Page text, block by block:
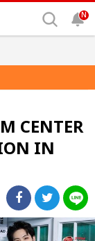
N
CENTER
IN